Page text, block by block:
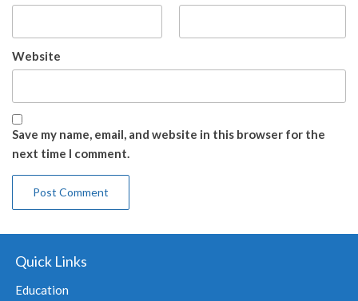
Website
Save my name, email, and website in this browser for the
next time I comment.
Quick Links
Education